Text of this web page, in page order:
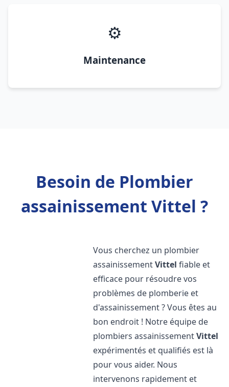
⚙️
Maintenance
Besoin de Plombier
assainissement Vittel ?
Vous cherchez un plombier
assainissementVittel fiable et
efficace pour résoudre vos
problèmes de plomberie et
d'assainissement ? Vous êtes au
bon endroit ! Notre équipe de
plombiers assainissementVittel
expérimentés et qualifiés est là
pour vous aider. Nous
intervenons rapidement et